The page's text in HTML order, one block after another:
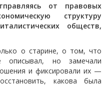
от правовых
структуру
обществ,
о старине, о том, что
описывал, но замечали
и фиксировали их —
какова была